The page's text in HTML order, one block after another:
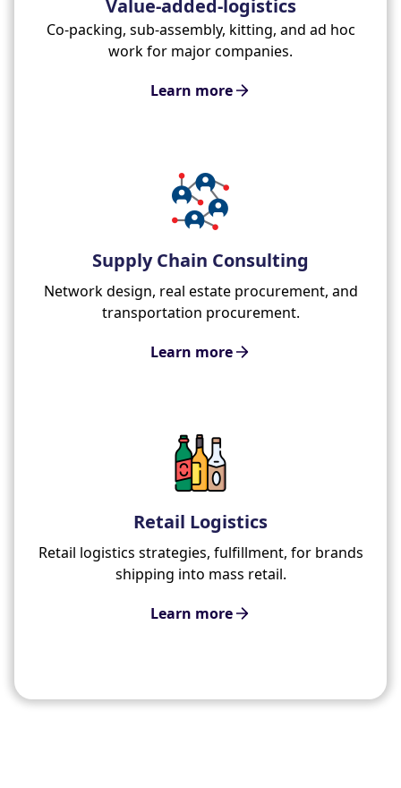
Value-added-logistics
Co-packing, sub-assembly, kitting, and ad hoc
work for major companies.
Learn more
Supply Chain Consulting
Network design, real estate procurement, and
transportation procurement.
Learn more
Retail Logistics
Retail logistics strategies, fulfillment, for brands
shipping into mass retail.
Learn more